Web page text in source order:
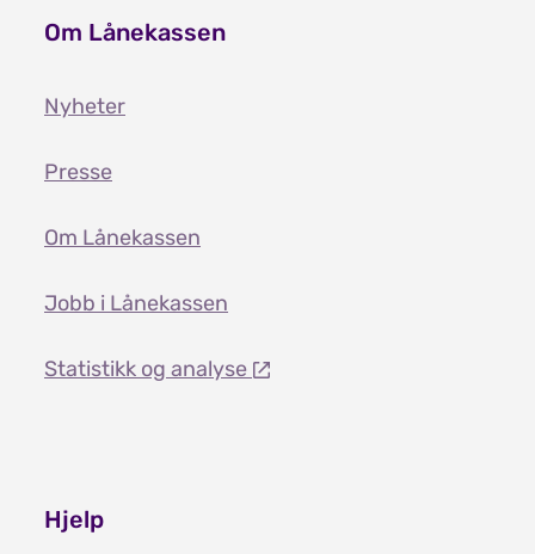
Om Lånekassen
Nyheter
Presse
Om Lånekassen
Jobb i Lånekassen
Statistikk og analyse
Hjelp